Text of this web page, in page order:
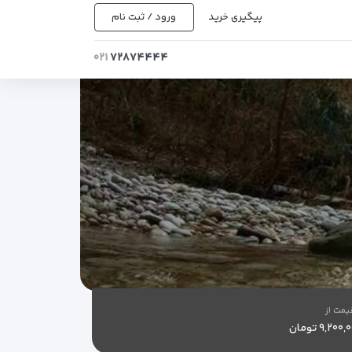
پیگیری خرید ورود / ثبت نام
۷۲۸۷۴۴۴۴۰۲۱
از
تومان